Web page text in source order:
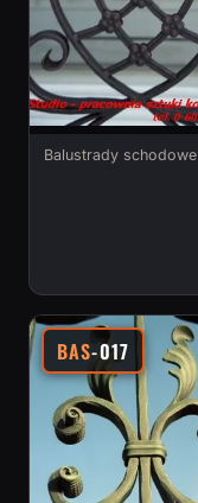
Balustrady schodowe
BAS-017